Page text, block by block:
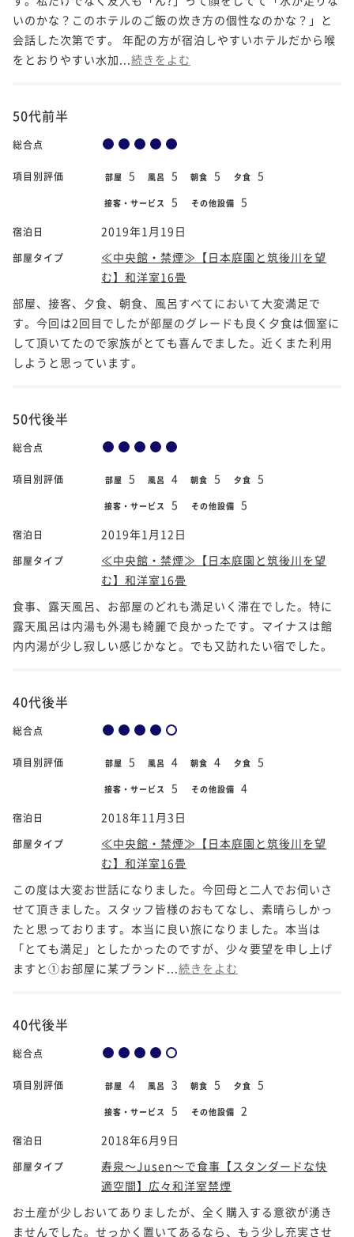
いのかな？このホテルのご飯の炊き方の個性なのかな？」と
会話した次第です。 年配の方が宿泊しやすいホテルだから喉
をとおりやすい水加... 続きをよむ
50代前半
総合点
項目別評価 部屋 5 風呂 5 朝食 5 夕食 5
接客・サービス 5 その他設備 5
宿泊日 2019年1月19日
部屋タイプ
≪中央館・禁煙≫【日本庭園と筑後川を望
む】和洋室16畳
部屋、接客、夕食、朝食、風呂すべてにおいて大変満足で
す。今回は2回目でしたが部屋のグレードも良く夕食は個室に
して頂いてたので家族がとても喜んでました。近くまた利用
しようと思っています。
50代後半
総合点
項目別評価 部屋 5 風呂 4 朝食 5 夕食 5
接客・サービス 5 その他設備 5
宿泊日 2019年1月12日
部屋タイプ
≪中央館・禁煙≫【日本庭園と筑後川を望
む】和洋室16畳
食事、露天風呂、お部屋のどれも満足いく滞在でした。特に
露天風呂は内湯も外湯も綺麗で良かったです。マイナスは館
内内湯が少し寂しい感じかなと。でも又訪れたい宿でした。
40代後半
総合点
項目別評価 部屋 5 風呂 4 朝食 4 夕食 5
接客・サービス 5 その他設備 4
宿泊日 2018年11月3日
部屋タイプ
≪中央館・禁煙≫【日本庭園と筑後川を望
む】和洋室16畳
この度は大変お世話になりました。今回母と二人でお伺いさ
せて頂きました。スタッフ皆様のおもてなし、素晴らしかっ
たと思っております。本当に良い旅になりました。本当は
「とても満足」としたかったのですが、少々要望を申し上げ
ますと①お部屋に某ブランド... 続きをよむ
40代後半
総合点
項目別評価 部屋 4 風呂 3 朝食 5 夕食 5
接客・サービス 5 その他設備 2
宿泊日 2018年6月9日
部屋タイプ
寿泉～Jusen～で食事【スタンダードな快
適空間】広々和洋室禁煙
お土産が少しおいてありましたが、全く購入する意欲が湧き
ませんでした。せっかく置いてあるなら、もう少し充実させ